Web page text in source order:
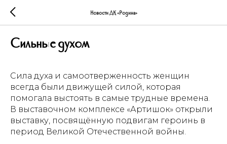
Новости ДК «Родина»
Сильные духом
Сила духа и самоотверженность женщин
всегда были движущей силой, которая
помогала выстоять в самые трудные времена.
В выставочном комплексе «Артишок» открыли
выставку, посвящённую подвигам героинь в
период Великой Отечественной войны.